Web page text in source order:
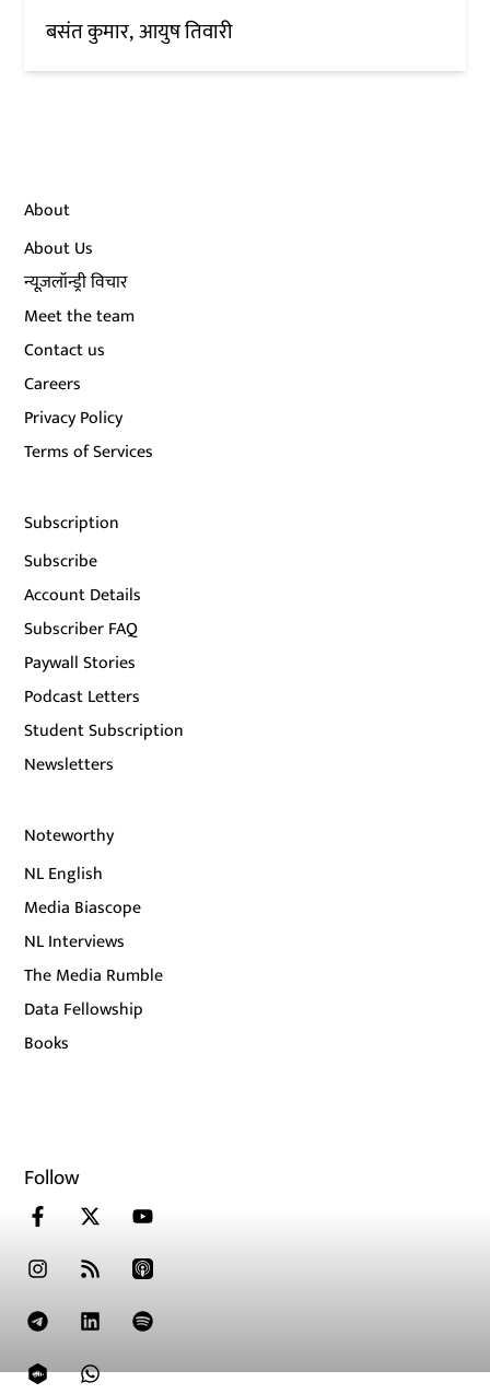
बसंत कुमार आयुष तिवारी
About
About Us
न्यूज़लॉन्ड्री विचार
Meet the team
Contact us
Careers
Privacy Policy
Terms of Services
Subscription
Subscribe
Account Details
Subscriber FAQ
Paywall Stories
Podcast Letters
Student Subscription
Newsletters
Noteworthy
NL English
Media Biascope
NL Interviews
The Media Rumble
Data Fellowship
Books
Follow